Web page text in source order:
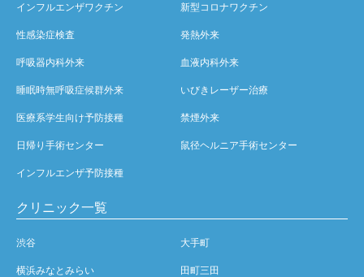
インフルエンザワクチン 新型コロナワクチン
性感染症検査 発熱外来
呼吸器内科外来 血液内科外来
睡眠時無呼吸症候群外来 いびきレーザー治療
医療系学生向け予防接種 禁煙外来
日帰り手術センター 鼠径ヘルニア手術センター
インフルエンザ予防接種
クリニック一覧
渋谷 大手町
横浜みなとみらい 田町三田